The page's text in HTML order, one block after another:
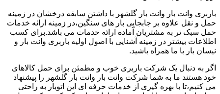
باربری وانت بار وانت بار گلشهر با داشتن سابقه درخشان در زمینه
حمل و نقل علاوه بر جابجایی بار های سنگین،در زمینه ارائه خدمات
حمل سبک تر به مشتریان آماده ارائه خدمات می باشد.برای کسب
اطلاعات بیشتر در زمینه آشنایی با اصول اولیه باربری وانت بار و
نیسان بار با ما همراه باشید.
اگر به دنبال یک شرکت باربری خوب و مطمئن برای حمل کالاهای
خود هستند ما به شما شرکت وانت بار وانت بار گلشهر را پیشنهاد
می کنیم،تا با بهره گیری از خدمات حرفه ای این اتوبار به راحتی